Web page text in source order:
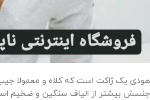
هودی یک ژاکت است که کلاه و معمولا
جنسش بیشتر از الیاف سنگین و ضخیم